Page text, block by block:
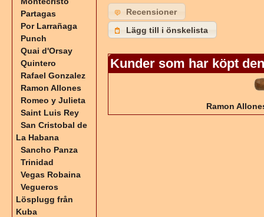
Recensioner
Lägg till i önskelista
Kunder som har köpt
Ramon
Partagas
Por Larrañaga
Punch
Quai d'Orsay
Quintero
Rafael Gonzalez
Ramon Allones
Romeo y Julieta
Saint Luis Rey
San Cristobal de
La Habana
Sancho Panza
Trinidad
Vegas Robaina
Vegueros
Lösplugg från
Kuba